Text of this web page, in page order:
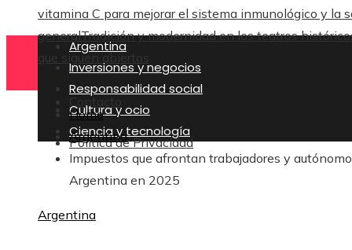
vitamina C para mejorar el sistema inmunológico y la
generalTradición y modernidad en los teatros
que siguen abiertos
Contacto
Política de Privacidad
Argentina
Inversiones y negocios
Responsabilidad social
Cultura y ocio
Ciencia y tecnología
Home
Argentina
Impuestos que afrontan trabajadores y
Argentina en 2025
Argentina